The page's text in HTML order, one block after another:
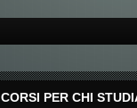
CORSI PER CHI